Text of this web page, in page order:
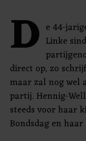
D e 44-
Linke
direct op, zo
maar zal nog wel
partij. Hennig-
steeds voor haar
Bondsdag en